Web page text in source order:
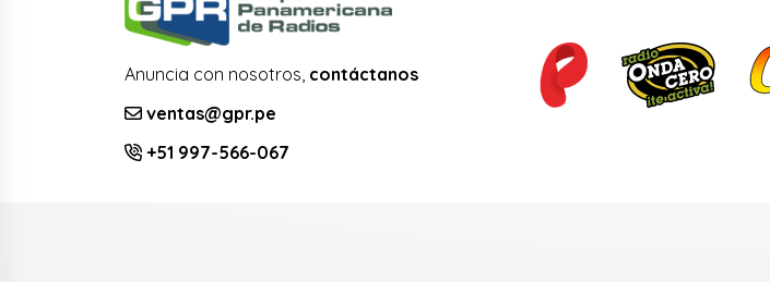
Anuncia con nosotros, contáctanos
ventas@gpr.pe
+51 997-566-067